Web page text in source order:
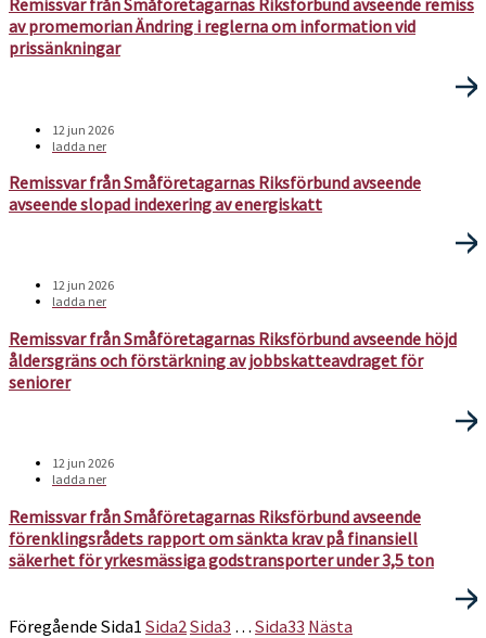
Remissvar från Småföretagarnas Riksförbund avseende remiss
av promemorian Ändring i reglerna om information vid
prissänkningar
12 jun 2026
ladda ner
Remissvar från Småföretagarnas Riksförbund avseende
avseende slopad indexering av energiskatt
12 jun 2026
ladda ner
Remissvar från Småföretagarnas Riksförbund avseende höjd
åldersgräns och förstärkning av jobbskatteavdraget för
seniorer
12 jun 2026
ladda ner
Remissvar från Småföretagarnas Riksförbund avseende
förenklingsrådets rapport om sänkta krav på finansiell
säkerhet för yrkesmässiga godstransporter under 3,5 ton
Föregående Sida1 Sida2 Sida3 … Sida33 Nästa